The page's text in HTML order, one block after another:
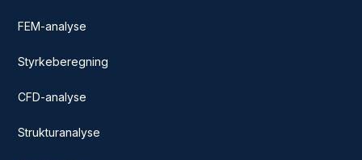
FEM-analyse
Styrkeberegning
CFD-analyse
Strukturanalyse